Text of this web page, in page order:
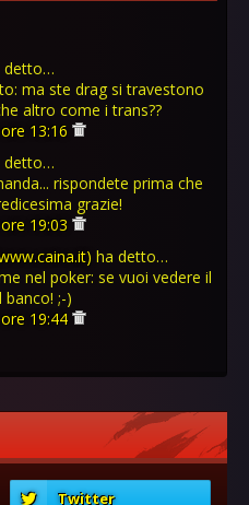
detto…
ma ste drag si travestono
altro come i trans??
13:16
detto…
rispondete prima che
grazie!
19:03
ha detto…
nel poker: se vuoi vedere il
banco! ;-)
19:44